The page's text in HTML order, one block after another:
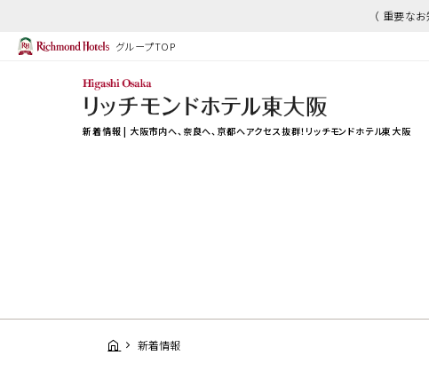
（ 重要な
グループTOP
新着情報 | 大阪市内へ、奈良へ、京都へアクセス抜群！リッチモンドホテル東大阪
新着情報